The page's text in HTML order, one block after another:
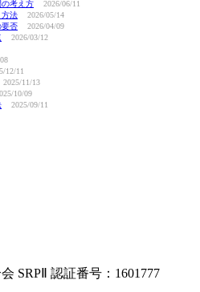
考え方
2026/06/11
方法
2026/05/14
要否
2026/04/09
2026/03/12
12/11
2025/11/13
10/09
2025/09/11